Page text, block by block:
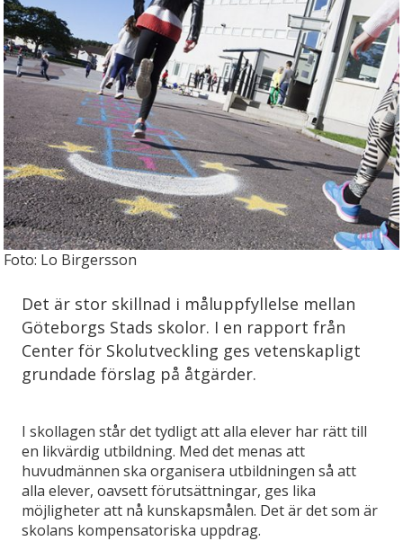
Foto: Lo Birgersson
Det är stor skillnad i måluppfyllelse mellan
Göteborgs Stads skolor. I en rapport från
Center för Skolutveckling ges vetenskapligt
grundade förslag på åtgärder.
I skollagen står det tydligt att alla elever har rätt till
en likvärdig utbildning. Med det menas att
huvudmännen ska organisera utbildningen så att
alla elever, oavsett förutsättningar, ges lika
möjligheter att nå kunskapsmålen. Det är det som är
skolans kompensatoriska uppdrag.